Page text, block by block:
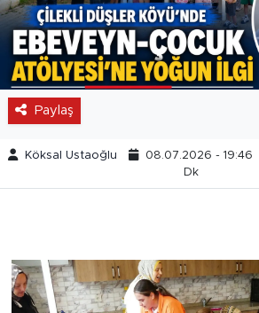
Paylaş
Köksal Ustaoğlu 08.07.2026 - 19:46
Dk
Ulusal Son Dakika Haberleri